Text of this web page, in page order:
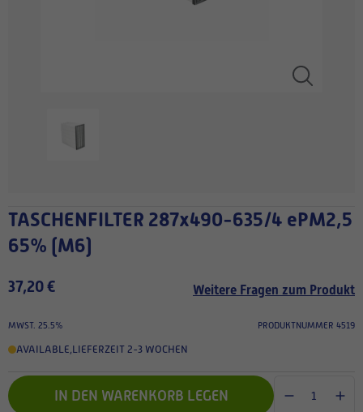
TASCHENFILTER 287x490-635/4 ePM2,5
65% (M6)
37,20 € Weitere Fragen zum Produkt
MWST. 25.5% PRODUKTNUMMER 4519
AVAILABLE,LIEFERZEIT 2-3 WOCHEN
IN DEN WARENKORB LEGEN